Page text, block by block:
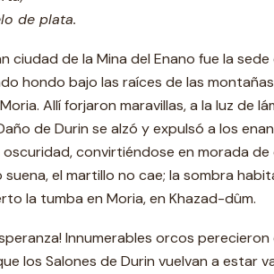
de plata.
ciudad de la Mina del Enano fue la
hondo bajo las raíces de las
Allí forjaron maravillas, a la luz de
de Durin se alzó y expulsó a los
oscuridad, convirtiéndose en morada
el martillo no cae; la sombra
la tumba en Moria, en Khazad-dûm.
Innumerables orcos perecieron
los Salones de Durin vuelvan a estar